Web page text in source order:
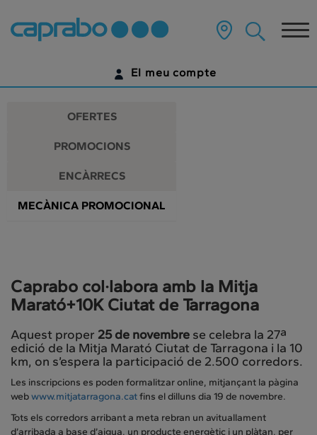
Promocions
descomptes
als
nostres
supermercats
contingut
pàgina
El meu compte
ENCARA NO TENS UN COMPTE DIGITAL?
OFERTES
PROMOCIONS
ENCÀRRECS
MECÀNICA PROMOCIONAL
Caprabo col·labora amb la Mitja
Marató+10K Ciutat de Tarragona
Aquest proper 25 de novembre se celebra la 27ª
edició de la Mitja Marató Ciutat de Tarragona i la 10
km, on s’espera la participació de 2.500 corredors.
Les inscripcions es poden formalitzar online, mitjançant la pàgina
webwww.mitjatarragona.catfins el dilluns dia 19 de novembre.
Tots els corredors arribant a meta rebran un avituallament
d’arribada a base d’aigua, un producte energètic i un plàtan, per